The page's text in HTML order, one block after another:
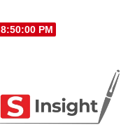
8:50:01 PM